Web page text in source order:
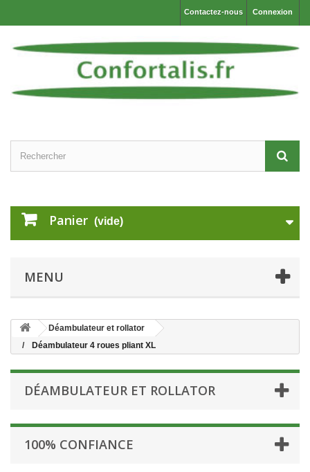
Connexion
Contactez-nous
Panier (vide)
MENU
Déambulateur et rollator
Déambulateur 4 roues pliant XL
DÉAMBULATEUR ET ROLLATOR
100% CONFIANCE